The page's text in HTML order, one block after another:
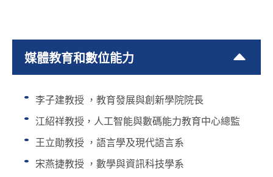
媒體教育和數位能力
李子建教授 ，教育發展與創新學院院長
江紹祥教授，人工智能與數碼能力教育中心總監
王立勛教授 ，語言學及現代語言系
宋燕捷教授 ，數學與資訊科技學系